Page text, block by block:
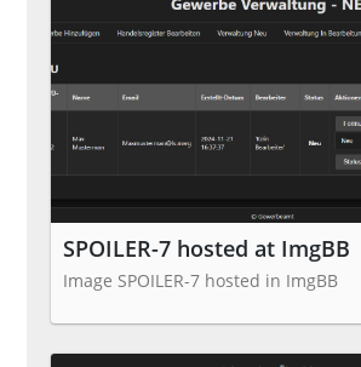
SPOILER-7 hosted at ImgBB
Image SPOILER-7 hosted in ImgBB